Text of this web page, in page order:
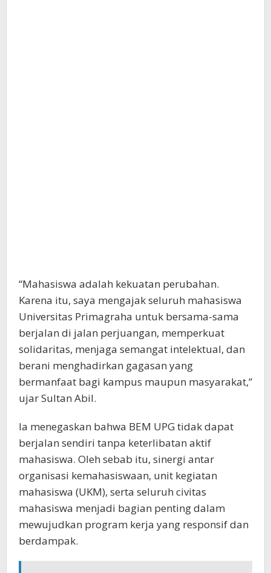
“Mahasiswa adalah kekuatan perubahan.
Karena itu, saya mengajak seluruh mahasiswa
Universitas Primagraha untuk bersama-sama
berjalan di jalan perjuangan, memperkuat
solidaritas, menjaga semangat intelektual, dan
berani menghadirkan gagasan yang
bermanfaat bagi kampus maupun masyarakat,”
ujar Sultan Abil.
Ia menegaskan bahwa BEM UPG tidak dapat
berjalan sendiri tanpa keterlibatan aktif
mahasiswa. Oleh sebab itu, sinergi antar
organisasi kemahasiswaan, unit kegiatan
mahasiswa (UKM), serta seluruh civitas
mahasiswa menjadi bagian penting dalam
mewujudkan program kerja yang responsif dan
berdampak.